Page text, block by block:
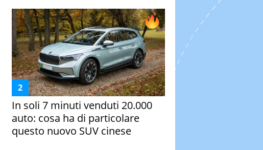
In soli 7 minuti venduti 20.000
auto: cosa ha di particolare
questo nuovo SUV cinese